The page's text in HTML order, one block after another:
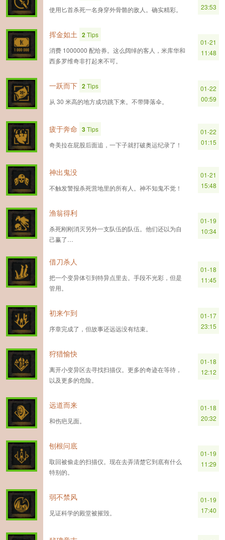
使用匕首杀死一名身穿外骨骼的敌人。确实精彩。
23:53
挥金如土 2Tips
消费 1000000 配给券。这么阔绰的客人，米库华和
西多罗维奇非打起来不可。
01-21
11:48
一跃而下 2Tips
从 30 米高的地方成功跳下来。不带降落伞。
01-22
00:59
疲于奔命 3Tips
奇美拉在屁股后面追，一下子就打破奥运纪录了！
01-22
01:15
神出鬼没
不触发警报杀死营地里的所有人。神不知鬼不觉！
01-21
15:48
渔翁得利
杀死刚刚消灭另外一支队伍的队伍。他们还以为自
己赢了…
01-19
10:34
借刀杀人
把一个变异体引到特异点里去。手段不光彩，但是
管用。
01-18
11:45
初来乍到
序章完成了，但故事还远远没有结束。
01-17
23:15
狩猎愉快
离开小变异区去寻找扫描仪。更多的奇迹在等待，
以及更多的危险。
01-18
12:12
远道而来
和伤疤见面。
01-18
20:32
刨根问底
取回被偷走的扫描仪。现在去弄清楚它到底有什么
特别的。
01-19
11:29
弱不禁风
见证科学的殿堂被摧毁。
01-19
17:40